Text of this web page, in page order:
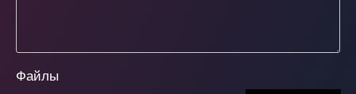
Файлы